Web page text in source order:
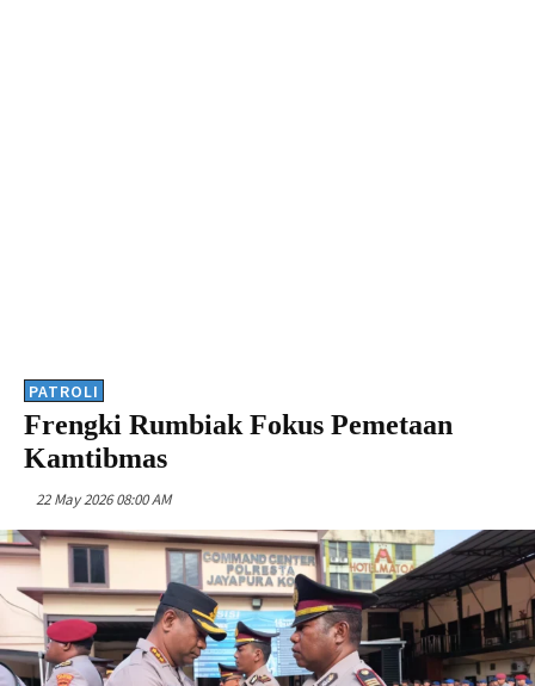
PATROLI
Frengki Rumbiak Fokus Pemetaan
Kamtibmas
22 May 2026 08:00 AM